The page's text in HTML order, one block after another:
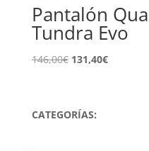
Pantalón
Tundra Evo
146,00€ El
era:
131,40€El
CATEGORÍAS: